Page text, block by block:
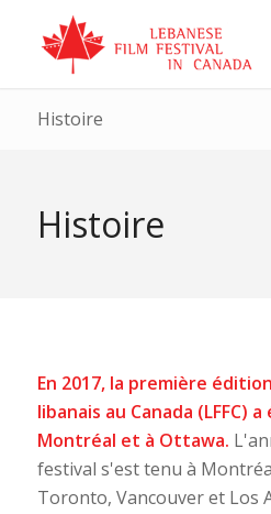
Histoire
Histoire
En 2017, la première
libanais au Canada (LFFC)
Montréal et à Ottawa.
festival s'est tenu à
Toronto, Vancouver et Los